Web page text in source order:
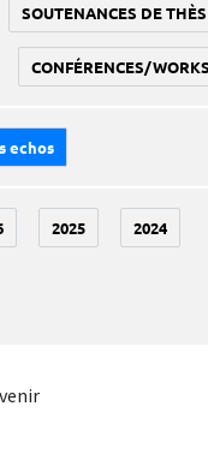
SOUTENANCES DE
CONFÉRENCES/
echos
2025 2024